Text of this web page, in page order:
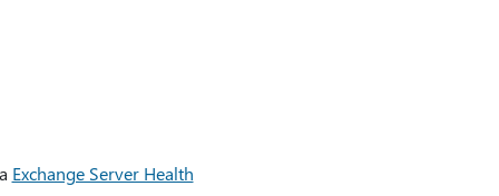
Exchange Server Health